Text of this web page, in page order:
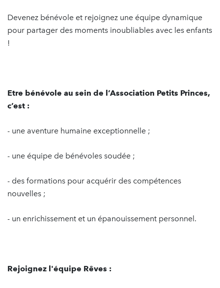
Devenez bénévole et rejoignez une équipe dynamique
pour partager des moments inoubliables avec les enfants
!
Etre bénévole au sein de l’Association Petits Princes,
c’est :
- une aventure humaine exceptionnelle ;
- une équipe de bénévoles soudée ;
- des formations pour acquérir des compétences
nouvelles ;
- un enrichissement et un épanouissement personnel.
Rejoignez l'équipe Rêves :